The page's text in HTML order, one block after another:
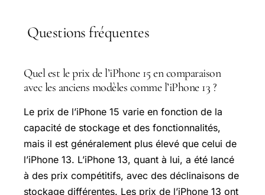
Questions fréquentes
Quel est le prix de l’iPhone 15 en comparaison
avec les anciens modèles comme l’iPhone 13 ?
Le prix de l’iPhone 15 varie en fonction de la
capacité de stockage et des fonctionnalités,
mais il est généralement plus élevé que celui de
l’iPhone 13. L’iPhone 13, quant à lui, a été lancé
à des prix compétitifs, avec des déclinaisons de
stockage différentes. Les prix de l’iPhone 13 ont